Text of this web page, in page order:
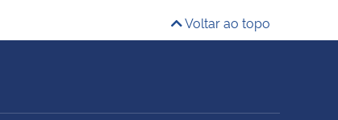
Voltar ao topo